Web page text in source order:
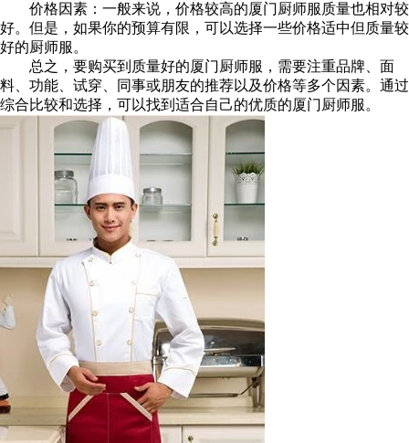
价格因素：一般来说，价格较高的厦门厨师服质量也相对较
好。但是，如果你的预算有限，可以选择一些价格适中但质量较
好的厨师服。
总之，要购买到质量好的厦门厨师服，需要注重品牌、面
料、功能、试穿、同事或朋友的推荐以及价格等多个因素。通过
综合比较和选择，可以找到适合自己的优质的厦门厨师服。